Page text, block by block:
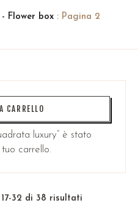
Flower box : Pagina 2
CARRELLO
luxury” è stato
carrello.
32 di 38 risultati